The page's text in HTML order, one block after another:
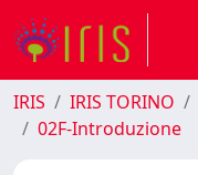
IRIS IRIS TORINO
02F-Introduzione